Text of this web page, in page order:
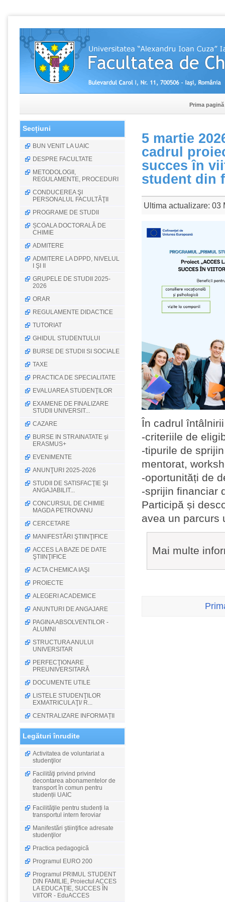
Prima pagină
Secțiuni
BUN VENIT LA UAIC
DESPRE FACULTATE
METODOLOGII,
REGULAMENTE, PROCEDURI
CONDUCEREA ŞI
PERSONALUL FACULTĂŢII
PROGRAME DE STUDII
ȘCOALA DOCTORALĂ DE
CHIMIE
ADMITERE
ADMITERE LA DPPD, NIVELUL
I ŞI II
GRUPELE DE STUDII 2025-
2026
ORAR
REGULAMENTE DIDACTICE
TUTORIAT
GHIDUL STUDENTULUI
BURSE DE STUDII SI SOCIALE
TAXE
PRACTICA DE SPECIALITATE
EVALUAREA STUDENŢILOR
EXAMENE DE FINALIZARE
STUDII UNIVERSIT...
CAZARE
BURSE IN STRAINATATE şi
ERASMUS+
EVENIMENTE
ANUNŢURI 2025-2026
STUDII DE SATISFACŢIE ŞI
ANGAJABILIT...
CONCURSUL DE CHIMIE
MAGDA PETROVANU
CERCETARE
MANIFESTĂRI ŞTIINŢIFICE
ACCES LA BAZE DE DATE
ŞTIINŢIFICE
ACTA CHEMICA IAŞI
PROIECTE
ALEGERI ACADEMICE
ANUNTURI DE ANGAJARE
PAGINA ABSOLVENTILOR -
ALUMNI
STRUCTURA ANULUI
UNIVERSITAR
PERFECŢIONARE
PREUNIVERSITARĂ
DOCUMENTE UTILE
LISTELE STUDENŢILOR
EXMATRICULAŢI/ R...
CENTRALIZARE INFORMAȚII
Legături înrudite
Activitatea de voluntariat a
studenţilor
Facilităţi privind privind
decontarea abonamentelor de
transport în comun pentru
studenții UAIC
Facilităţile pentru studenți la
transportul intern feroviar
Manifestări ştiinţifice adresate
studenţilor
Practica pedagogică
Programul EURO 200
Programul PRIMUL STUDENT
DIN FAMILIE, Proiectul ACCES
LA EDUCAŢIE, SUCCES ÎN
VIITOR - EduACCES
5 martie
cadrul
succes în
student din
Ultima actualizare: 03
În cadrul
-criteriile de
-tipurile de
mentorat,
-oportunități de
-sprijin financiar
Participă și
avea un parcurs
Mai multe